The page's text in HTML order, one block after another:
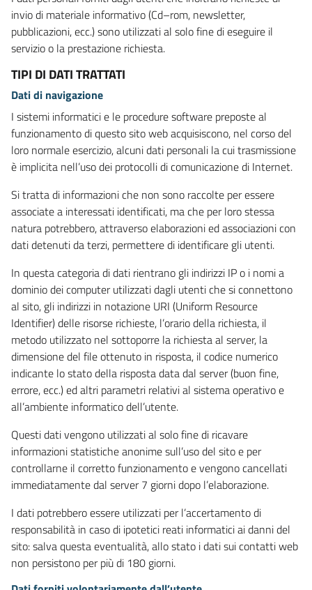
invio di materiale informativo (Cd–rom, newsletter,
pubblicazioni, ecc.) sono utilizzati al solo fine di eseguire il
servizio o la prestazione richiesta.
TIPI DI DATI TRATTATI
Dati di navigazione
I sistemi informatici e le procedure software preposte al
funzionamento di questo sito web acquisiscono, nel corso del
loro normale esercizio, alcuni dati personali la cui trasmissione
è implicita nell’uso dei protocolli di comunicazione di Internet.
Si tratta di informazioni che non sono raccolte per essere
associate a interessati identificati, ma che per loro stessa
natura potrebbero, attraverso elaborazioni ed associazioni con
dati detenuti da terzi, permettere di identificare gli utenti.
In questa categoria di dati rientrano gli indirizzi IP o i nomi a
dominio dei computer utilizzati dagli utenti che si connettono
al sito, gli indirizzi in notazione URI (Uniform Resource
Identifier) delle risorse richieste, l’orario della richiesta, il
metodo utilizzato nel sottoporre la richiesta al server, la
dimensione del file ottenuto in risposta, il codice numerico
indicante lo stato della risposta data dal server (buon fine,
errore, ecc.) ed altri parametri relativi al sistema operativo e
all’ambiente informatico dell’utente.
Questi dati vengono utilizzati al solo fine di ricavare
informazioni statistiche anonime sull’uso del sito e per
controllarne il corretto funzionamento e vengono cancellati
immediatamente dal server 7 giorni dopo l’elaborazione.
I dati potrebbero essere utilizzati per l’accertamento di
responsabilità in caso di ipotetici reati informatici ai danni del
sito: salva questa eventualità, allo stato i dati sui contatti web
non persistono per più di 180 giorni.